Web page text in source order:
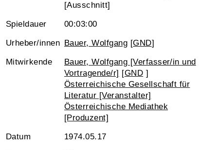
[Ausschnitt]
Spieldauer 00:03:00
Urheber/innen Bauer, Wolfgang [GND]
Mitwirkende
Bauer, Wolfgang [Verfasser/in und
Vortragende/r] [GND ]
Österreichische Gesellschaft für
Literatur [Veranstalter]
Österreichische Mediathek
[Produzent]
Datum 1974.05.17